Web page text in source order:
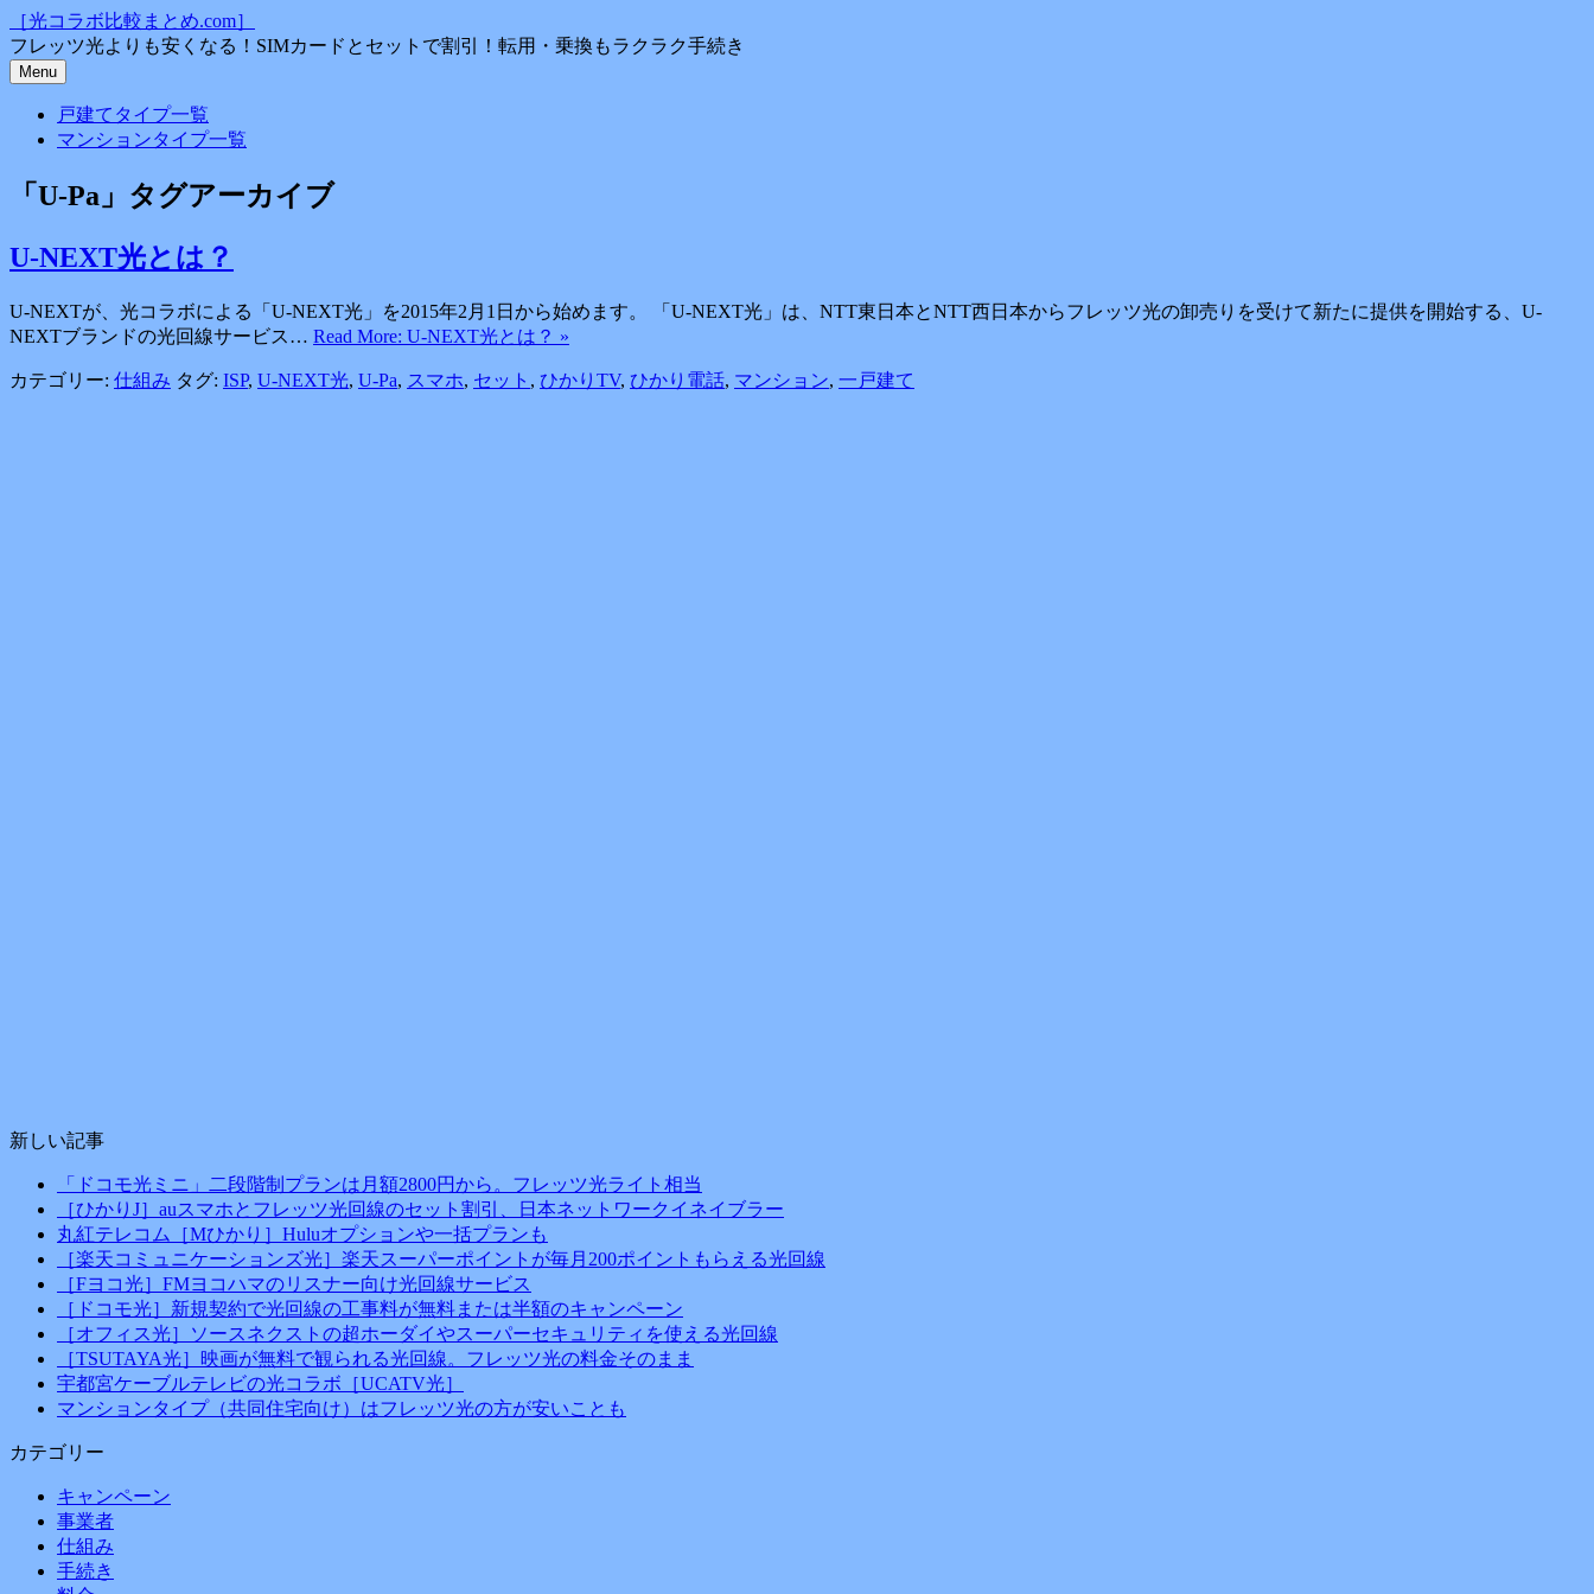
コ
ン
テ
キ
プ
［光コラボ比較まとめ.com］
フレッツ光よりも安くなる！SIMカードとセットで割引！転用・乗換もラクラク手続き
Menu
戸建てタイプ一覧
マンションタイプ一覧
「 U-Pa 」タグアーカイブ
U-NEXT光とは？
U-NEXTが、光コラボによる「U-NEXT光」を2015年2月1日から始めます。 「U-NEXT光」は、NTT東日本とNTT西日本からフレッツ光の卸売りを受けて新たに提供を開始する、U-
NEXTブランドの光回線サービス… Read More: U-NEXT光とは？ »
カテゴリー: 仕組み タグ: ISP, U-NEXT光, U-Pa, スマホ, セット , ひかりTV, ひかり電話, マンション, 一戸建て
新しい記事
「ドコモ光ミニ」二段階制プランは月額2800円から。フレッツ光ライト相当
［ひかりJ］auスマホとフレッツ光回線のセット割引、日本ネットワークイネイブラー
丸紅テレコム［Mひかり］Huluオプションや一括プランも
［楽天コミュニケーションズ光］楽天スーパーポイントが毎月200ポイントもらえる光回線
［Fヨコ光］FMヨコハマのリスナー向け光回線サービス
［ドコモ光］新規契約で光回線の工事料が無料または半額のキャンペーン
［オフィス光］ソースネクストの超ホーダイやスーパーセキュリティを使える光回線
［TSUTAYA光］映画が無料で観られる光回線。フレッツ光の料金そのまま
宇都宮ケーブルテレビの光コラボ［UCATV光］
マンションタイプ（共同住宅向け）はフレッツ光の方が安いことも
カテゴリー
キャンペーン
事業者
仕組み
手続き